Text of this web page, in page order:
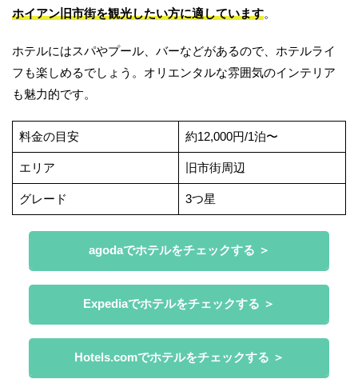
ホイアン旧市街を観光したい方に適しています。
ホテルにはスパやプール、バーなどがあるので、ホテルライ
フも楽しめるでしょう。オリエンタルな雰囲気のインテリア
も魅力的です。
料金の目安 約12,000円/1泊〜
エリア 旧市街周辺
グレード 3つ星
agodaでホテルをチェックする ＞
Expediaでホテルをチェックする ＞
Hotels.comでホテルをチェックする ＞